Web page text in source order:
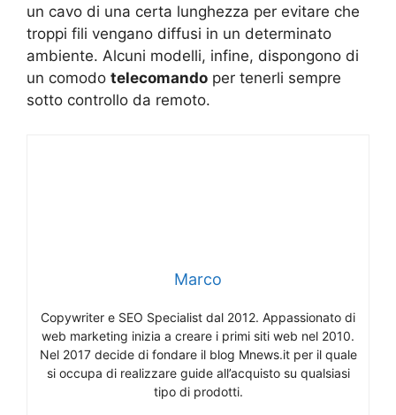
un cavo di una certa lunghezza per evitare che
troppi fili vengano diffusi in un determinato
ambiente. Alcuni modelli, infine, dispongono di
un comodo telecomando per tenerli sempre
sotto controllo da remoto.
Marco
Copywriter e SEO Specialist dal 2012. Appassionato di
web marketing inizia a creare i primi siti web nel 2010.
Nel 2017 decide di fondare il blog Mnews.it per il quale
si occupa di realizzare guide all’acquisto su qualsiasi
tipo di prodotti.